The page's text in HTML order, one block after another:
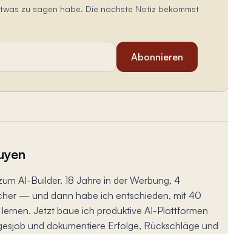
zu sagen habe. Die nächste Notiz bekommst
Abonnieren
AI-Builder. 18 Jahre in der Werbung, 4
— und dann habe ich entschieden, mit 40
Jetzt baue ich produktive AI-Plattformen
und dokumentiere Erfolge, Rückschläge und